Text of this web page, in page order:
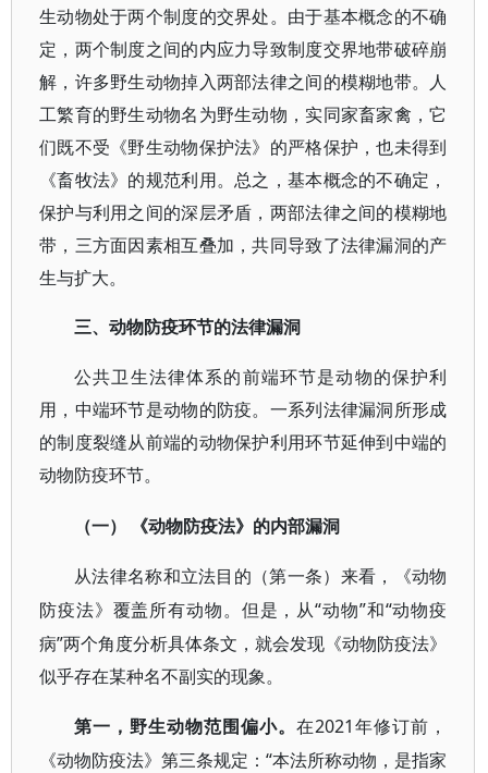
生动物处于两个制度的交界处。由于基本概念的不确
定，两个制度之间的内应力导致制度交界地带破碎崩
解，许多野生动物掉入两部法律之间的模糊地带。人
工繁育的野生动物名为野生动物，实同家畜家禽，它
们既不受《野生动物保护法》的严格保护，也未得到
《畜牧法》的规范利用。总之，基本概念的不确定，
保护与利用之间的深层矛盾，两部法律之间的模糊地
带，三方面因素相互叠加，共同导致了法律漏洞的产
生与扩大。
三、动物防疫环节的法律漏洞
公共卫生法律体系的前端环节是动物的保护利
用，中端环节是动物的防疫。一系列法律漏洞所形成
的制度裂缝从前端的动物保护利用环节延伸到中端的
动物防疫环节。
（一） 《动物防疫法》的内部漏洞
从法律名称和立法目的（第一条）来看，《动物
防疫法》覆盖所有动物。但是，从“动物”和“动物疫
病”两个角度分析具体条文，就会发现《动物防疫法》
似乎存在某种名不副实的现象。
第一，野生动物范围偏小。在2021年修订前，
《动物防疫法》第三条规定：“本法所称动物，是指家